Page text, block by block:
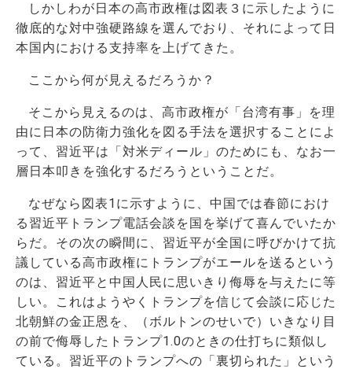
しかしわが日本の高市政権は図表３に示したように
徹底的な対中強硬路線を選んでおり、それによって日
本国内における支持率を上げてきた。
ここから何が見えるだろうか？
そこから見えるのは、高市政権が「台湾有事」を理
由に日本の防衛力強化を図る手法を選択することによ
って、習近平は「対米ディール」のためにも、なお一
層日本叩きを強化するだろうということだ。
なぜなら図表1に示すように、中国では春節におけ
る習近平トランプ電話会談を国を挙げて喜んでいたか
らだ。その次の瞬間に、習近平が全国に呼びかけて抗
議している高市政権にトランプがエールを送るという
のは、習近平と中国人民に思いきり侮辱を与えたに等
しい。これはようやくトランプを信じて会談に応じた
北朝鮮の金正恩を、（ボルトンのせいで）いきなり目
の前で侮辱したトランプ1.0のときの仕打ちに類似し
ている。習近平のトランプへの「裏切られた」という